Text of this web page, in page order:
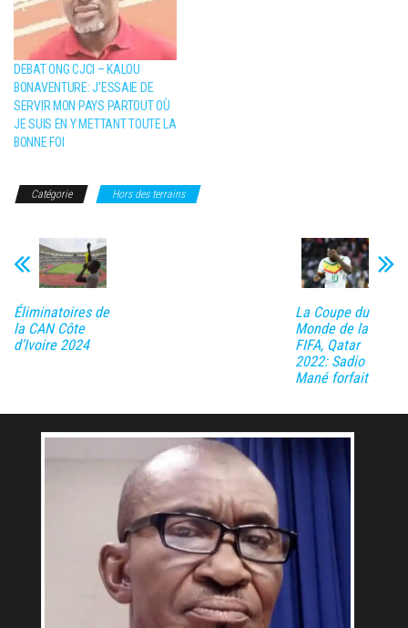
DEBAT ONG CJCI – KALOU
BONAVENTURE: J’ESSAIE DE
SERVIR MON PAYS PARTOUT OÙ
JE SUIS EN Y METTANT TOUTE LA
BONNE FOI
Catégorie Hors des terrains
Éliminatoires de
la CAN Côte
d’Ivoire 2024
La Coupe du
Monde de la
FIFA, Qatar
2022: Sadio
Mané forfait